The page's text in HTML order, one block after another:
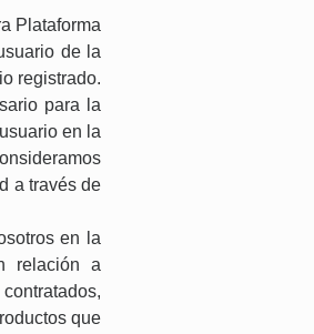
Plataforma
de la
registrado.
para la
en la
a través de
en la
relación a
que